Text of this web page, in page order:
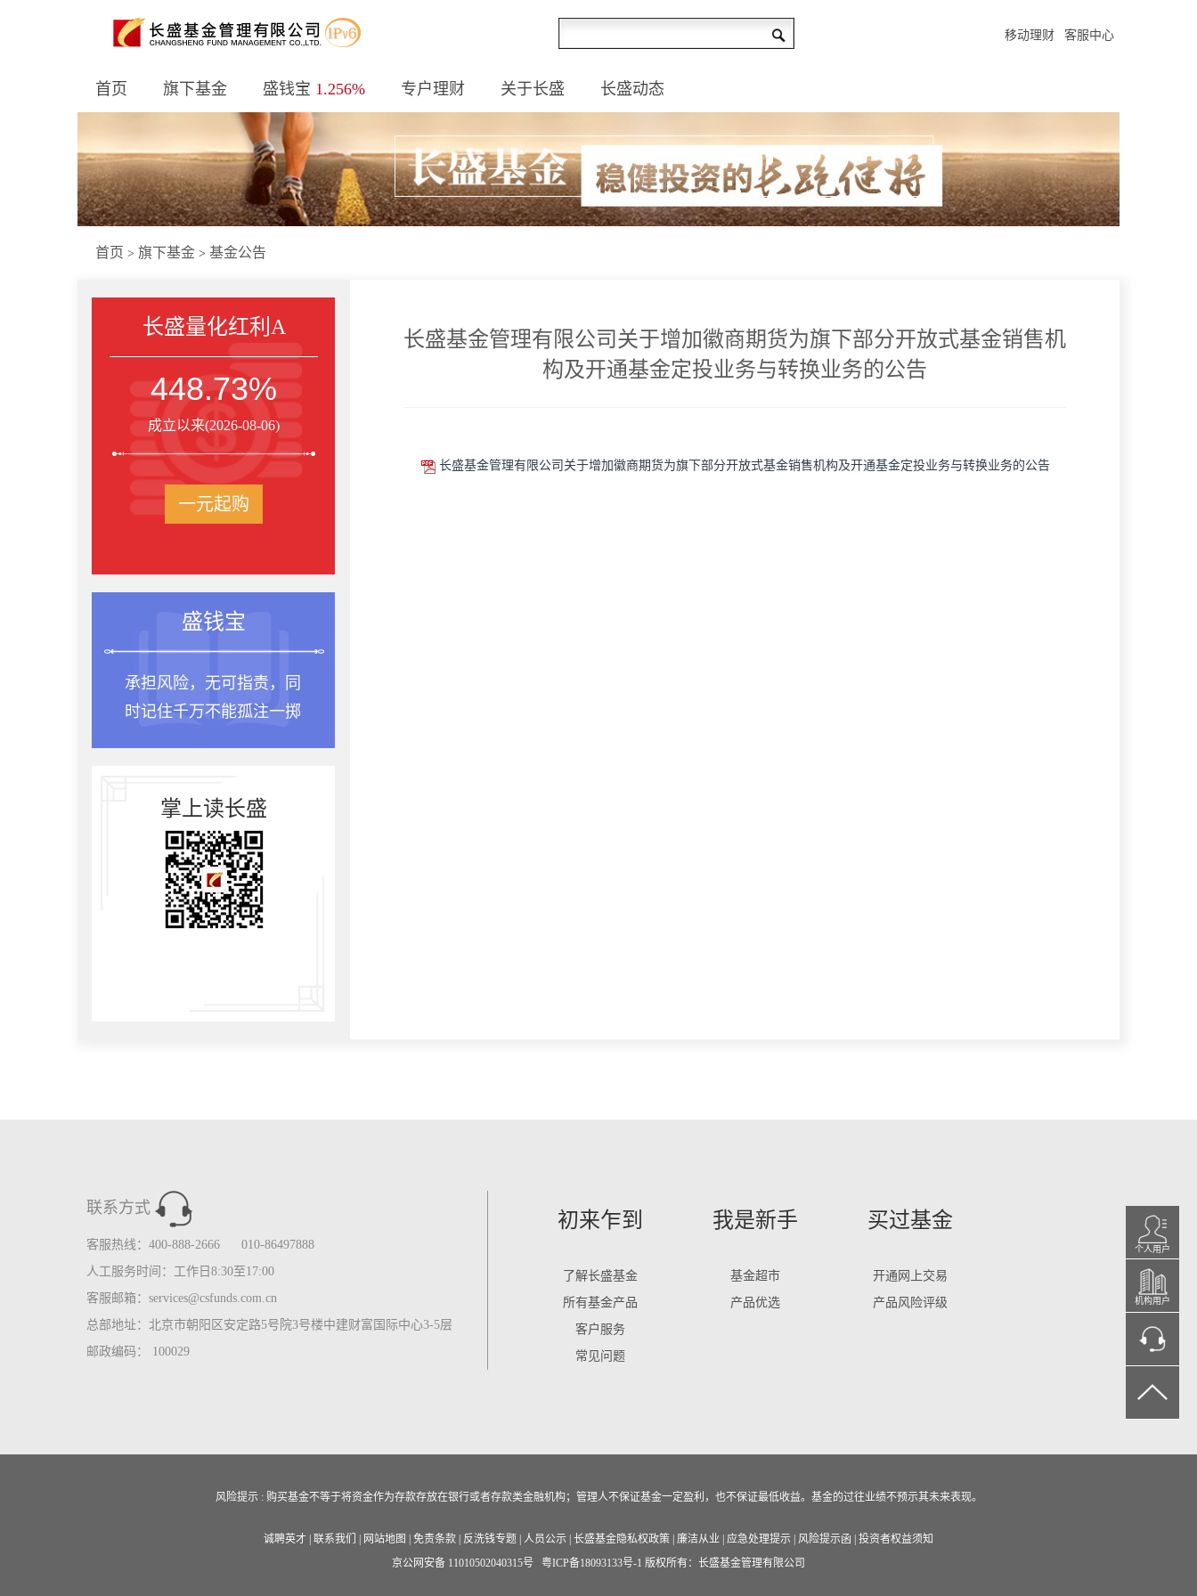
移动理财 客服中心
首页 旗下基金 盛钱宝 1.256% 专户理财 关于长盛 长盛动态
首页 > 旗下基金 > 基金公告
长盛量化红利A
448.73%
成立以来(2026-08-06)
一元起购
盛钱宝
承担风险，无可指责，同
时记住千万不能孤注一掷
掌上读长盛
长盛基金管理有限公司关于增加徽商期货为旗下部分开放式基金销售机
构及开通基金定投业务与转换业务的公告
长盛基金管理有限公司关于增加徽商期货为旗下部分开放式基金销售机构及开通基金定投业务与转换业务的公告
联系方式
客服热线：400-888-2666 010-86497888
人工服务时间：工作日8:30至17:00
客服邮箱：services@csfunds.com.cn
总部地址：北京市朝阳区安定路5号院3号楼中建财富国际中心3-5层
邮政编码： 100029
初来乍到
了解长盛基金
所有基金产品
客户服务
常见问题
我是新手
基金超市
产品优选
买过基金
开通网上交易
产品风险评级
风险提示 : 购买基金不等于将资金作为存款存放在银行或者存款类金融机构；管理人不保证基金一定盈利，也不保证最低收益。基金的过往业绩不预示其未来表现。
诚聘英才 联系我们 网站地图 免责条款 反洗钱专题 人员公示 长盛基金隐私权政策 廉洁从业 应急处理提示 风险提示函
投资者权益须知
京公网安备 11010502040315号
粤ICP备18093133号-1 版权所有：长盛基金管理有限公司
个人用户
机构用户